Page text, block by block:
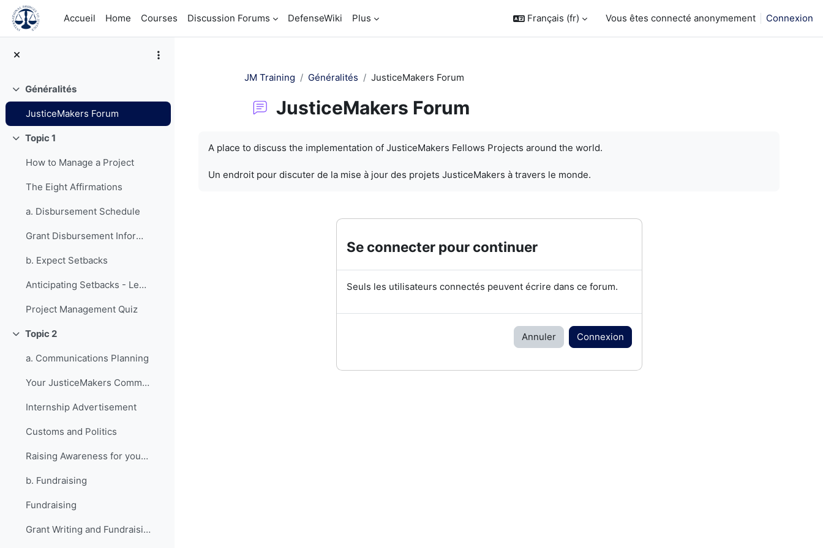
Passer au contenu principal
Accueil
Home Courses Discussion Forums DefenseWiki Plus Français ‎(fr)‎ Vous êtes connecté anonymement Connexion
Replier
Généralités
JusticeMakers Forum
Replier
Topic 1
How to Manage a Project
The Eight Affirmations
a. Disbursement Schedule
Grant Disbursement Information
b. Expect Setbacks
Anticipating Setbacks - Lessons from Previous Fellows
Project Management Quiz
Replier
Topic 2
a. Communications Planning
Your JusticeMakers Communications Intern
Internship Advertisement
Customs and Politics
Raising Awareness for your Project - Lessons from Previous Fellows
b. Fundraising
Fundraising
Grant Writing and Fundraising Guide-sheet
JM Training Généralités JusticeMakers Forum
JusticeMakers Forum
A place to discuss the implementation of JusticeMakers Fellows Projects around the world.
Un endroit pour discuter de la mise à jour des projets JusticeMakers à travers le monde.
Se connecter pour continuer
Seuls les utilisateurs connectés peuvent écrire dans ce forum.
Annuler Connexion